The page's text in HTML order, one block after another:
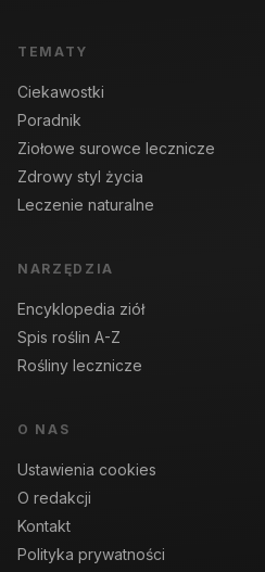
TEMATY
Ciekawostki
Poradnik
Ziołowe surowce lecznicze
Zdrowy styl życia
Leczenie naturalne
NARZĘDZIA
Encyklopedia ziół
Spis roślin A-Z
Rośliny lecznicze
O NAS
Ustawienia cookies
O redakcji
Kontakt
Polityka prywatności